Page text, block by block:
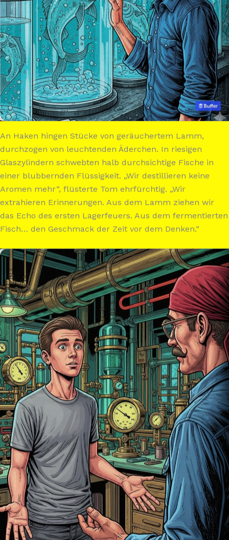
An Haken hingen Stücke von geräuchertem Lamm,
durchzogen von leuchtenden Äderchen. In riesigen
Glaszylindern schwebten halb durchsichtige Fische in
einer blubbernden Flüssigkeit. „Wir destillieren keine
Aromen mehr“, flüsterte Tom ehrfürchtig. „Wir
extrahieren Erinnerungen. Aus dem Lamm ziehen wir
das Echo des ersten Lagerfeuers. Aus dem fermentierten
Fisch… den Geschmack der Zeit vor dem Denken.“